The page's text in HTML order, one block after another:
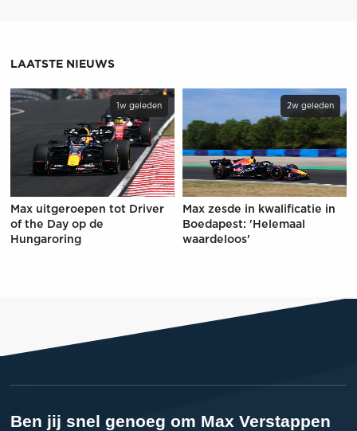
LAATSTE NIEUWS
1w geleden
Max uitgeroepen tot Driver
of the Day op de
Hungaroring
2w geleden
Max zesde in kwalificatie in
Boedapest: 'Helemaal
waardeloos'
Ben jij snel genoeg om Max Verstappen